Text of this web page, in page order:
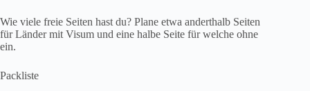
Wie viele freie Seiten hast du? Plane etwa anderthalb Seiten
für Länder mit Visum und eine halbe Seite für welche ohne
ein.
Packliste